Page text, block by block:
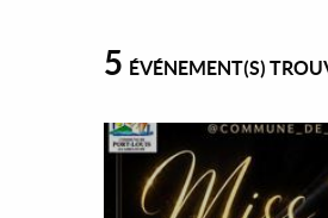
5 ÉVÉNEMENT(S)